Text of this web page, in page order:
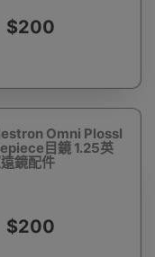
$200
Omni Plossl
目鏡 1.25英
鏡配件
$200